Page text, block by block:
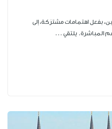
بفعل اهتمامات مشترَكة، إلى
المباشرة. يلتقي ...